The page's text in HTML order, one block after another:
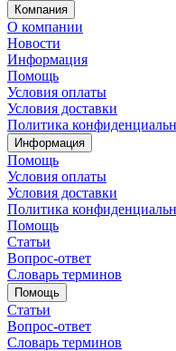
Компания
О компании
Новости
Информация
Помощь
Условия оплаты
Условия доставки
Политика
Информация
Помощь
Условия оплаты
Условия доставки
Политика
Помощь
Статьи
Вопрос-ответ
Словарь терминов
Помощь
Статьи
Вопрос-ответ
Словарь терминов